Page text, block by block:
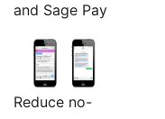
and Sage Pay
Reduce no-